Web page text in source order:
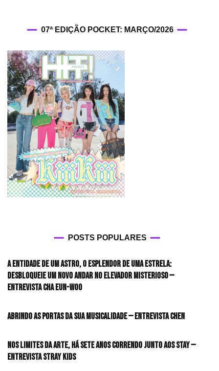
07ª EDIÇÃO POCKET: MARÇO/2026
POSTS POPULARES
A entidade de um astro, o esplendor de uma estrela:
desbloqueie um novo andar no elevador misterioso —
Entrevista CHA EUN-WOO
Abrindo as portas da sua musicalidade — Entrevista CHEN
Nos limites da arte, há sete anos correndo junto aos STAY —
Entrevista Stray Kids